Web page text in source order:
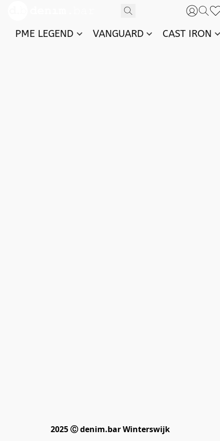
PME LEGEND VANGUARD CAST IRON
2025 Ⓒ denim.bar Winterswijk